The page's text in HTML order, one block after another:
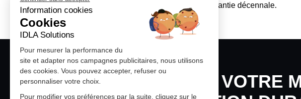
AXA pour couvrir la garantie décennale.
PROTÉGEZ VOTRE